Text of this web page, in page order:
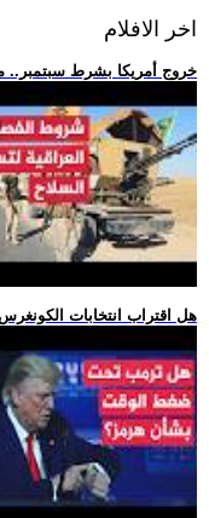
اخر الافلام
.. خروج أمريكا بشرط
.. هل اقتراب انتخابات